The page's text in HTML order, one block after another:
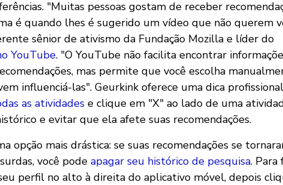
"Muitas pessoas gostam de receber
é quando lhes é sugerido um vídeo que não querem
sênior de ativismo da Fundação Mozilla e líder do
YouTube. "O YouTube não facilita encontrar
mas permite que você escolha
influenciá-las". Geurkink oferece uma dica
as atividades e clique em "X" ao lado de uma
e evitar que ela afete suas recomendações.
opção mais drástica: se suas recomendações se
você pode apagar seu histórico de pesquisa. Para
perfil no alto à direita do aplicativo móvel, depois